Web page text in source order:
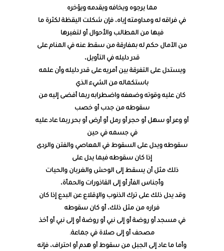
مما يرجوه ويخافه ويقدمه ويؤخره
في فراقه له ومداومته إياه، فإن شكلت اليقظة لكثرة ما
فيها من المطالب والأحوال أو لتغيرها
من الآمال حكم له بمفارقة من سقط عنه في المنام على
قدر دليله في التأويل،
ويستدل على التفرقة بين أمريه على قدر دليله وأن علمه
باستكماله من الشيء الذي
كان عليه وقوته وضعفه واضطرابه ربما أفضى إليه من
سقوطه من جدب أو خصب
أو وعر أو سهل أو حجر أو رمل أو أرض أو بحر ربما عاد عليه
في جسمه في حين
سقوطه ويدل على السقوط في المعاصي والفتن والردى
إذا كان سقوطه فيما يدل على
ذلك مثل أن يسقط إلى الوحش والغربان والحيات
وأجناس الفأر أو إلى القاذورات والحمأة،
وقد يدل ذلك على ترك الذنوب والإقلاع عن البدع إذا كان
فراره من مثل ذلك، أو كان سقوطه
في مسجد أو روضة أو إلى نبي أو روضة أو إلى نبي أو أخذ
مصحف أو إلى صلاة في جماعة.
وأما ما عاد إلى الجبل من سقوط أو هدم أو احتراف، فإنه